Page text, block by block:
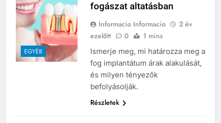
EGYÉB
fogászat altatásban
Informacio Informacio
2 év
ezelőtt
0 1 mins
Ismerje meg, mi határozza meg a
fog implantátum árak alakulását,
és milyen tényezők
befolyásolják.
Részletek